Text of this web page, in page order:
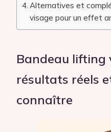
Alternatives et
visage pour un effet
Bandeau lifting
résultats réels
connaître